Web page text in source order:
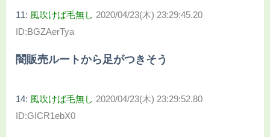
11: 風吹けば毛無し 2020/04/23(木) 23:29:45.20
ID:BGZAerTya
闇販売ルートから足がつきそう
14: 風吹けば毛無し 2020/04/23(木) 23:29:52.80
ID:GICR1ebX0